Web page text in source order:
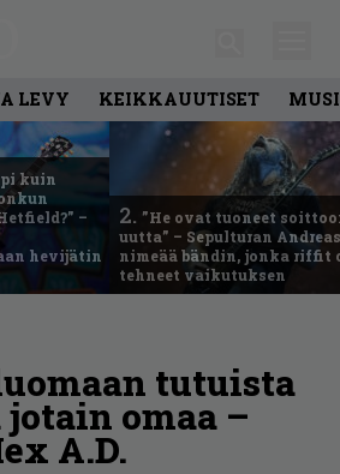
LEVY KEIKKAUUTISET
kuin
–
hevijätin
2. ”He ovat tuoneet
uutta” – Sepulturan
nimeää bändin, jonka riffit
tehneet vaikutuksen
tutuista
omaa –
A.D.